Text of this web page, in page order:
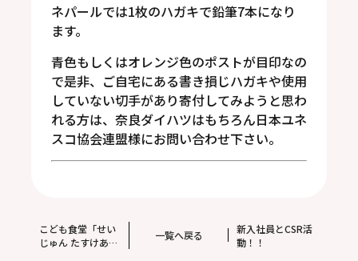
ネパールでは1枚のハガキで鉛筆7本になり
ます。
青色もしくはオレンジ色のポストが目印なの
で是非、ご自宅にある書き損じハガキや使用
していない切手があり寄付してみようと思わ
れる方は、奈良ダイハツはもちろん日本ユネ
スコ協会連盟様にお問い合わせ下さい。
こども食堂「せい
じゅん たすけあい
一覧へ戻る
新入社員とCSR活
動！！